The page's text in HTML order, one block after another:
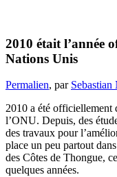
2010 était l’année
Nations Unis
Permalien, par
2010 a été officiellement
l’ONU. Depuis, des
des travaux pour
place un peu partout
des Côtes de Thongue,
quelques années.